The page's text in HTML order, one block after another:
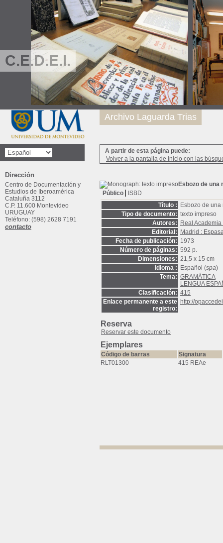
C.E.D.E.I.
A partir de esta página puede:
Volver a la pantalla de inicio con las
Esbozo de una
Público
ISBD
Título :
Esbozo de
Tipo de documento: texto impreso
Autores:
Real
Editorial:
Madrid :
Fecha de publicación: 1973
Número de páginas: 592 p.
Dimensiones: 21,5 x 15 cm
Idioma :
Español (spa)
Tema: GRAMÁTICA
LENGUA
Clasificación: 415
Enlace permanente a este
registro:
http://
Reserva
Reservar este documento
Ejemplares
Código de barras
Signatura
RLT01300
415 REAe
Archivo Laguarda Trias
Dirección
Centro de Documentación y
Estudios de Iberoamérica
Cataluña 3112
C.P. 11.600 Montevideo
URUGUAY
Teléfono: (598) 2628 7191
contacto